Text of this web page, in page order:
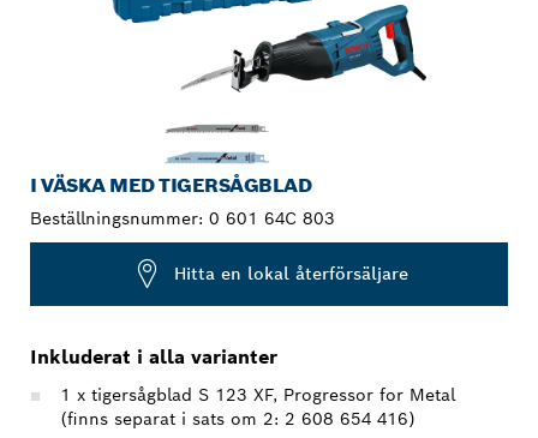
I VÄSKA MED TIGERSÅGBLAD
Beställningsnummer: 0 601 64C 803
Hitta en lokal återförsäljare
Inkluderat i alla varianter
1 x tigersågblad S 123 XF, Progressor for Metal
(finns separat i sats om 2: 2 608 654 416)